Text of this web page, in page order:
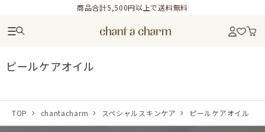
商品合計5,500円以上で送料無料
ピールケアオイル
TOP chantacharm スペシャルスキンケア ピールケアオイル